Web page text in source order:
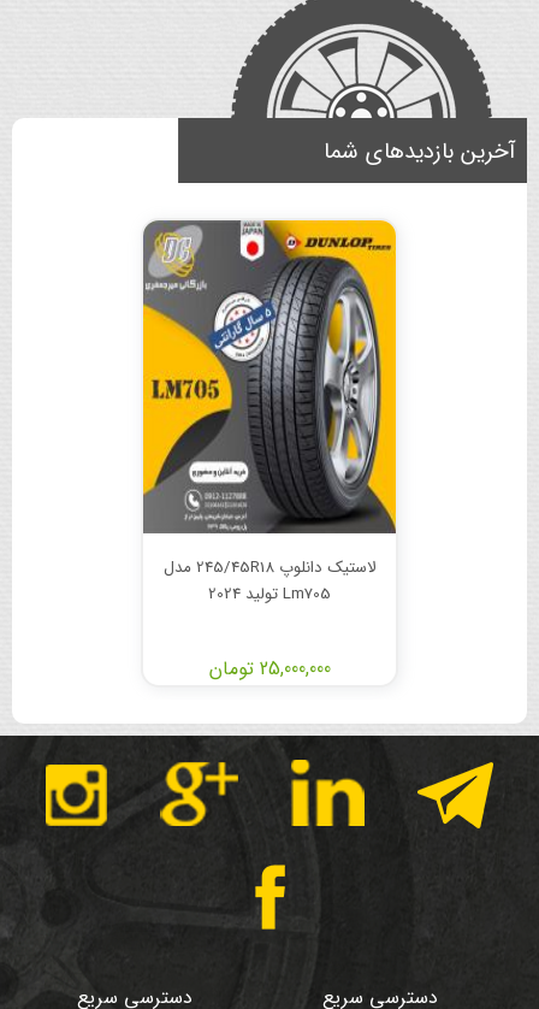
آخرین بازدیدهای شما
لاستیک دانلوپ 245/45R18 مدل
Lm705 تولید 2024
25,000,000 تومان
دسترسی سریع دسترسی سریع